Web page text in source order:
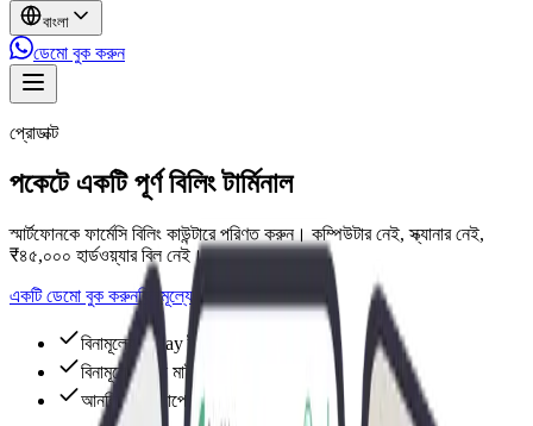
বাংলা
ডেমো বুক করুন
প্রোডাক্ট
পকেটে একটি পূর্ণ বিলিং টার্মিনাল
স্মার্টফোনকে ফার্মেসি বিলিং কাউন্টারে পরিণত করুন। কম্পিউটার নেই, স্ক্যানার নেই,
₹৪৫,০০০ হার্ডওয়্যার বিল নেই।
একটি ডেমো বুক করুনবিনামূল্যে ব্যবহার করে দেখুন
বিনামূল্যে 7-day ট্রায়াল
বিনামূল্যে ডেটা মাইগ্রেশন
আনলিমিটেড সাপোর্ট